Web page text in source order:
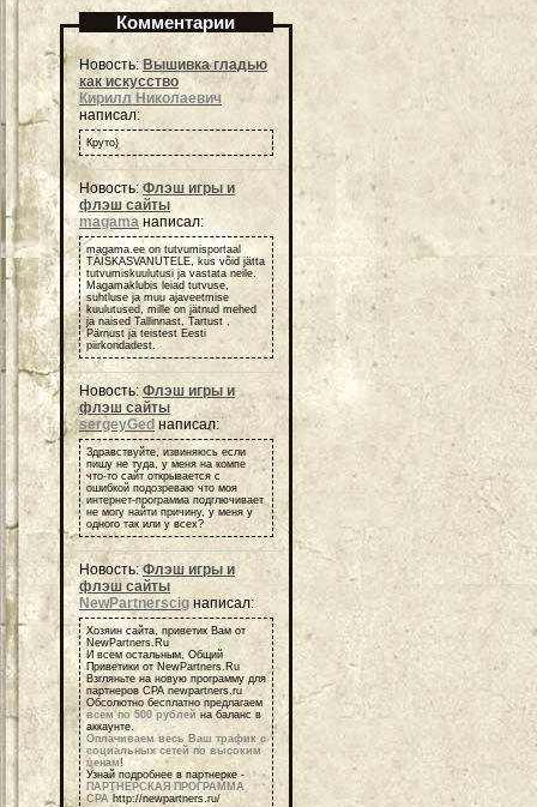
Комментарии
Новость: Вышивка гладью
как искусство
Кирилл Николаевич
написал:
Круто)
Новость:Флэш игры и
флэш сайты
magama написал:
magama.ee on tutvumisportaal
TÄISKASVANUTELE, kus võid jätta
tutvumiskuulutusi ja vastata neile.
Magamaklubis leiad tutvuse,
suhtluse ja muu ajaveetmise
kuulutused, mille on jätnud mehed
ja naised Tallinnast, Tartust ,
Pärnust ja teistest Eesti
piirkondadest.
Новость: Флэш игры и
флэш сайты
sergeyGed написал:
Здравствуйте, извиняюсь если
пишу не туда, у меня на компе
что-то сайт открывается с
ошибкой подозреваю что моя
интернет-программа подглючивает
не могу найти причину, у меня у
одного так или у всех?
Новость:Флэш игры и
флэш сайты
NewPartnerscig написал:
Хозяин сайта, приветик Вам от
NewPartners.Ru
И всем остальным, Общий
Приветики от NewPartners.Ru
Взгляньте на новую программу для
партнеров СРА newpartners.ru
Обсолютно бесплатно предлагаем
всем по 500 рублей на баланс в
аккаунте.
Оплачиваем весь Ваш трафик с
социальных сетей по высоким
ценам!
Узнай подробнее в партнерке -
ПАРТНЕРСКАЯ ПРОГРАММА
СРА http://newpartners.ru/